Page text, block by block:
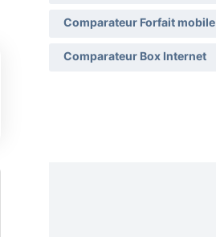
Comparateur Forfait mobile
Comparateur Box Internet